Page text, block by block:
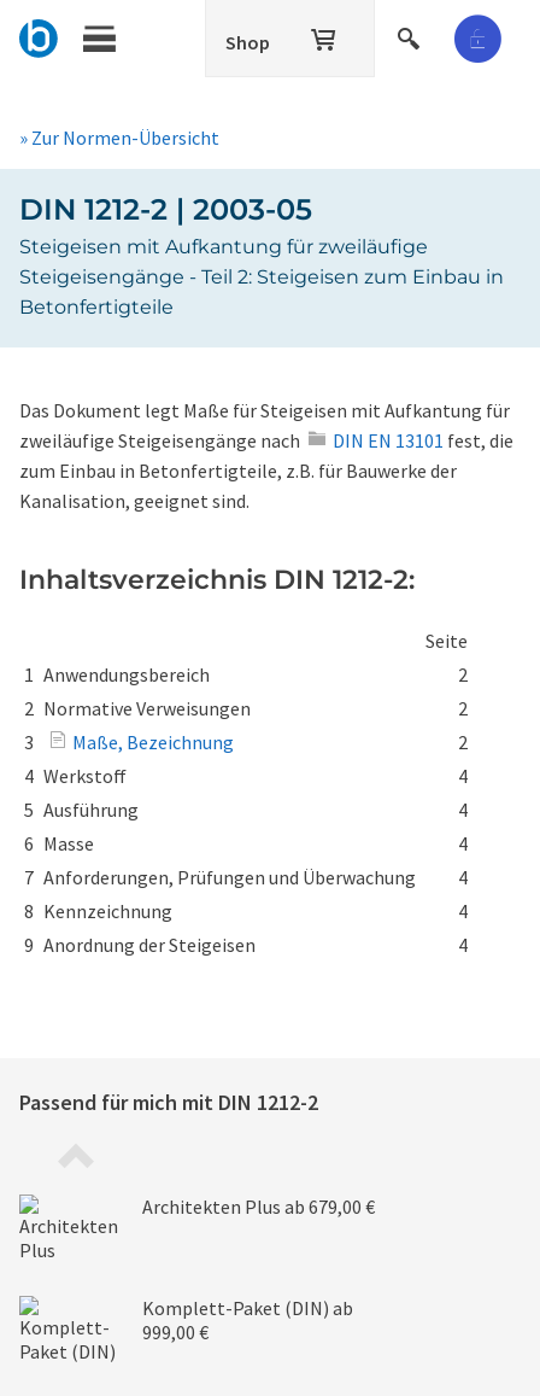
Shop
» Zur Normen-Übersicht
DIN 1212-2 | 2003-05
Steigeisen mit Aufkantung für zweiläufige
Steigeisengänge - Teil 2: Steigeisen zum Einbau in
Betonfertigteile
Das Dokument legt Maße für Steigeisen mit Aufkantung für
zweiläufige Steigeisengänge nach
DIN EN 13101 fest, die
zum Einbau in Betonfertigteile, z.B. für Bauwerke der
Kanalisation, geeignet sind.
Inhaltsverzeichnis DIN 1212-2:
Seite
1 Anwendungsbereich
2
2 Normative Verweisungen
2
3
Maße, Bezeichnung
2
4 Werkstoff
4
5 Ausführung
4
6 Masse
4
7 Anforderungen, Prüfungen und Überwachung
4
8 Kennzeichnung
4
9 Anordnung der Steigeisen 4
Passend für mich mit DIN 1212-2
Architekten Plus ab 679,00 €
Komplett-Paket (DIN) ab
999,00 €